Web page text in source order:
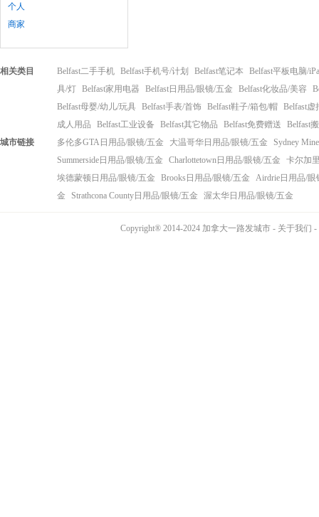
个人
商家
相关类目 Belfast二手手机 Belfast手机号/计划 Belfast笔记本
Belfast平板电脑/
具/灯 Belfast家用电器 Belfast日用品/眼镜/五金 Belfast化妆品/美容
Belfast母婴/幼儿/玩具
Belfast手表/首饰 Belfast鞋子/箱包/帽 Belfast
成人用品
Belfast工业设备 Belfast其它物品 Belfast免费赠送
Belfast
城市链接
多伦多GTA日用品/眼镜/五金 大温哥华日用品/眼镜/五金
Sydney
Summerside日用品/眼镜/五金
Charlottetown日用品/眼镜/五金
卡尔加
埃德蒙顿日用品/眼镜/五金
Brooks日用品/眼镜/五金
Airdrie日用品/眼
金
Strathcona County日用品/眼镜/五金 渥太华日用品/眼镜/五金
Copyright® 2014-2024 加拿大一路发城市 - 关于我们 -